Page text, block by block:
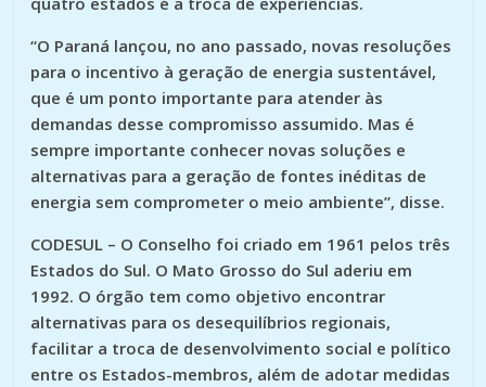
“O Paraná lançou, no ano passado, novas resoluções
para o incentivo à geração de energia sustentável,
que é um ponto importante para atender às
demandas desse compromisso assumido. Mas é
sempre importante conhecer novas soluções e
alternativas para a geração de fontes inéditas de
energia sem comprometer o meio ambiente”, disse.
CODESUL – O Conselho foi criado em 1961 pelos três
Estados do Sul. O Mato Grosso do Sul aderiu em
1992. O órgão tem como objetivo encontrar
alternativas para os desequilíbrios regionais,
facilitar a troca de desenvolvimento social e político
entre os Estados-membros, além de adotar medidas